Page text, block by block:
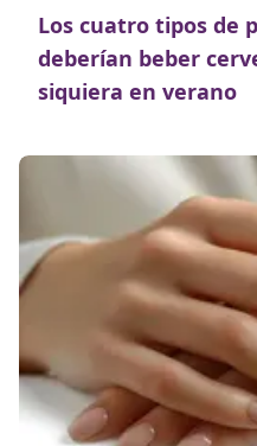
Los cuatro tipos de
deberían beber
siquiera en verano